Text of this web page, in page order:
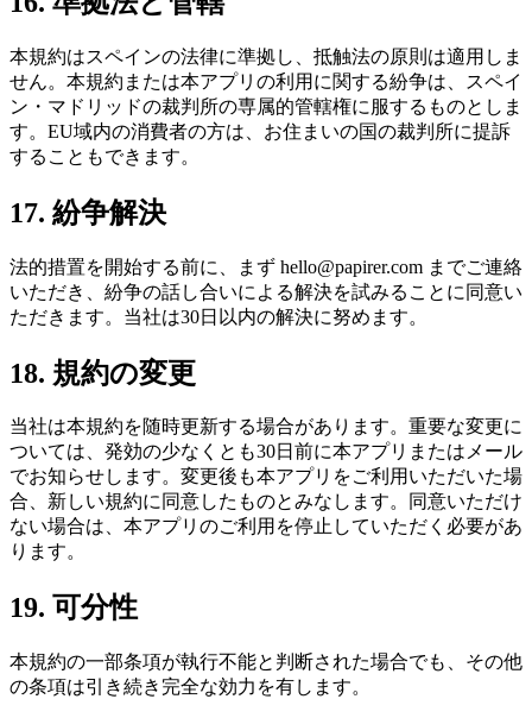
本規約はスペインの法律に準拠し、抵触法の原則は適用しま
せん。本規約または本アプリの利用に関する紛争は、スペイ
ン・マドリッドの裁判所の専属的管轄権に服するものとしま
す。EU域内の消費者の方は、お住まいの国の裁判所に提訴
することもできます。
17. 紛争解決
法的措置を開始する前に、まず hello@papirer.com までご連絡
いただき、紛争の話し合いによる解決を試みることに同意い
ただきます。当社は30日以内の解決に努めます。
18. 規約の変更
当社は本規約を随時更新する場合があります。重要な変更に
ついては、発効の少なくとも30日前に本アプリまたはメール
でお知らせします。変更後も本アプリをご利用いただいた場
合、新しい規約に同意したものとみなします。同意いただけ
ない場合は、本アプリのご利用を停止していただく必要があ
ります。
19. 可分性
本規約の一部条項が執行不能と判断された場合でも、その他
の条項は引き続き完全な効力を有します。